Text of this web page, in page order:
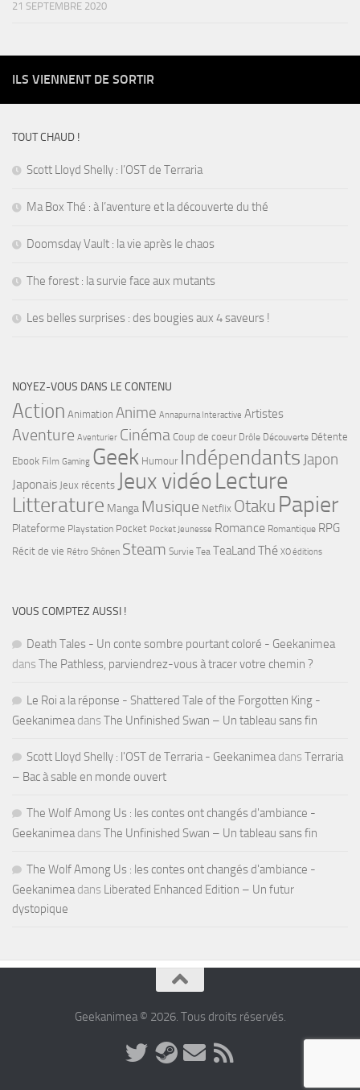
21 SEPTEMBRE 2020
ILS VIENNENT DE SORTIR
TOUT CHAUD !
Scott Lloyd Shelly : l’OST de Terraria
Ma Box Thé : à l’aventure et la découverte du thé
Doomsday Vault : la vie après le chaos
The forest : la survie face aux mutants
Les belles surprises : des bougies aux 4 saveurs !
NOYEZ-VOUS DANS LE CONTENU
Action Animation Anime Annapurna Interactive Artistes
Aventure Aventurier Cinéma Coup de coeur Drôle Découverte Détente
Ebook Film Gaming Geek Humour Indépendants Japon
Japonais Jeux récents Jeux vidéoLecture
Litterature Manga Musique Netflix Otaku Papier
Plateforme Playstation Pocket Pocket Jeunesse Romance Romantique RPG
Récit de vie Rétro Shônen Steam Survie Tea TeaLand Thé XO éditions
VOUS COMPTEZ AUSSI !
Death Tales - Un conte sombre pourtant coloré - Geekanimea
dans The Pathless, parviendrez-vous à tracer votre chemin ?
Le Roi a la réponse - Shattered Tale of the Forgotten King -
Geekanimeadans The Unfinished Swan – Un tableau sans fin
Scott Lloyd Shelly : l'OST de Terraria - Geekanimeadans Terraria
– Bac à sable en monde ouvert
The Wolf Among Us : les contes ont changés d'ambiance -
Geekanimeadans The Unfinished Swan – Un tableau sans fin
The Wolf Among Us : les contes ont changés d'ambiance -
Geekanimeadans Liberated Enhanced Edition – Un futur
dystopique
Geekanimea © 2026. Tous droits réservés.